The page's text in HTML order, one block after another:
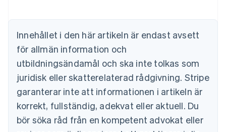
Innehållet i den här artikeln är endast avsett
för allmän information och
utbildningsändamål och ska inte tolkas som
juridisk eller skatterelaterad rådgivning. Stripe
garanterar inte att informationen i artikeln är
korrekt, fullständig, adekvat eller aktuell. Du
bör söka råd från en kompetent advokat eller
Bulgarien
Cypern
English
English
Estland
English
Fastlandskina
简体中文English
Finland